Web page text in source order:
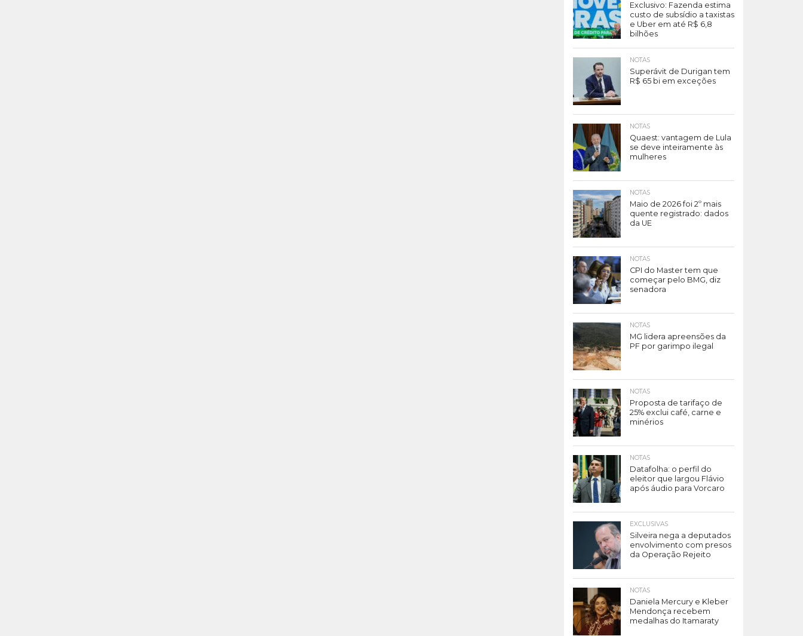
Exclusivo: Fazenda estima
custo de subsídio a taxistas
e Uber em até R$ 6,8
bilhões
NOTAS
Superávit de Durigan tem
R$ 65 bi em exceções
NOTAS
Quaest: vantagem de Lula
se deve inteiramente às
mulheres
NOTAS
Maio de 2026 foi 2º mais
quente registrado: dados
da UE
NOTAS
CPI do Master tem que
começar pelo BMG, diz
senadora
NOTAS
MG lidera apreensões da
PF por garimpo ilegal
NOTAS
Proposta de tarifaço de
25% exclui café, carne e
minérios
NOTAS
Datafolha: o perfil do
eleitor que largou Flávio
após áudio para Vorcaro
EXCLUSIVAS
Silveira nega a deputados
envolvimento com presos
da Operação Rejeito
NOTAS
Daniela Mercury e Kleber
Mendonça recebem
medalhas do Itamaraty